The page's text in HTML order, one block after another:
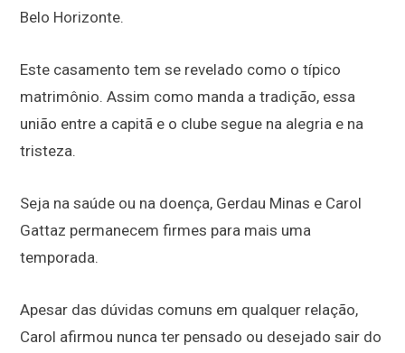
Belo Horizonte.
Este casamento tem se revelado como o típico
matrimônio. Assim como manda a tradição, essa
união entre a capitã e o clube segue na alegria e na
tristeza.
Seja na saúde ou na doença, Gerdau Minas e Carol
Gattaz permanecem firmes para mais uma
temporada.
Apesar das dúvidas comuns em qualquer relação,
Carol afirmou nunca ter pensado ou desejado sair do